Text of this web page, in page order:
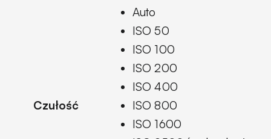
Czułość
Auto
ISO 50
ISO 100
ISO 200
ISO 400
ISO 800
ISO 1600